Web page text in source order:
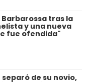
Barbarossa tras la
y una nueva
fue ofendida"
de su novio,